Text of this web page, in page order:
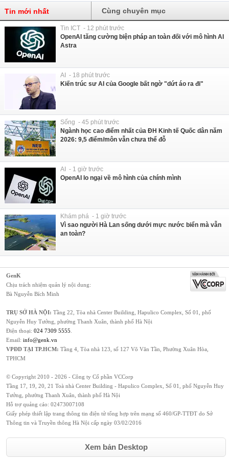
Tin mới nhất Cùng chuyên mục
Tin ICT - 12 phút trước
OpenAI tăng cường biện pháp an toàn đối với mô hình AI
Astra
AI - 18 phút trước
Kiến trúc sư AI của Google bất ngờ "dứt áo ra đi"
Sống - 45 phút trước
Ngành học cao điểm nhất của ĐH Kinh tế Quốc dân năm
2026: 9,5 điểm/môn vẫn chưa thể đỗ
AI - 1 giờ trước
OpenAI lo ngại về mô hình của chính mình
Khám phá - 1 giờ trước
Vì sao người Hà Lan sống dưới mực nước biển mà vẫn
an toàn?
GenK
Chịu trách nhiệm quản lý nội dung:
Bà Nguyễn Bích Minh
TRỤ SỞ HÀ NỘI: Tầng 22, Tòa nhà Center Building, Hapulico Complex, Số 01, phố
Nguyễn Huy Tưởng, phường Thanh Xuân, thành phố Hà Nội
Điện thoại: 024 7309 5555
Email: info@genk.vn
VPĐD TẠI TP.HCM: Tầng 4, Tòa nhà 123, số 127 Võ Văn Tần, Phường Xuân Hòa,
TPHCM
© Copyright 2010 - 2026 - Công ty Cổ phần VCCorp
Tầng 17, 19, 20, 21 Toà nhà Center Building - Hapulico Complex, Số 01, phố Nguyễn Huy
Tưởng, phường Thanh Xuân, thành phố Hà Nội
Hỗ trợ quảng cáo: 02473007108
Giấy phép thiết lập trang thông tin điện tử tổng hợp trên mạng số 460/GP-TTĐT do Sở
Thông tin và Truyền thông Hà Nội cấp ngày 03/02/2016
Xem bản Desktop